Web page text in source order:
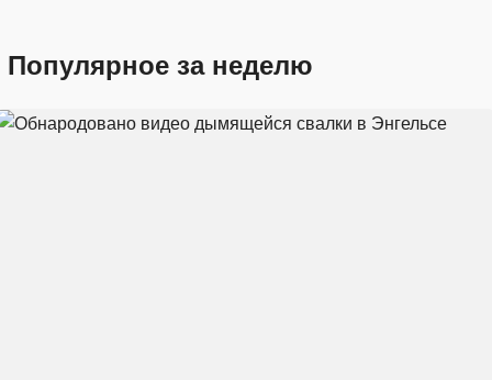
Популярное за неделю